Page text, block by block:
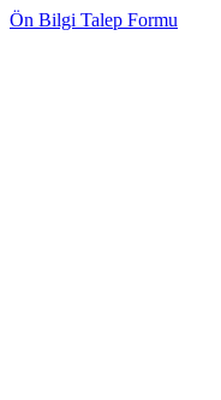
Ön Bilgi Talep Formu